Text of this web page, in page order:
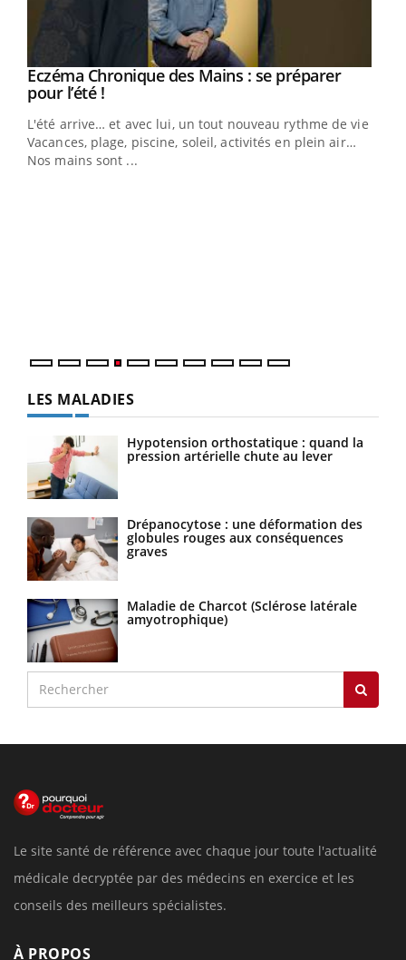
Youtube
Eczéma Chronique des Mains : se préparer
pour l’été !Youtube
L'été arrive… et avec lui, un tout nouveau rythme de vie !
Vacances, plage, piscine, soleil, activités en plein air…
Nos mains sont ...
LES MALADIES
Hypotension orthostatique : quand la
pression artérielle chute au lever
Drépanocytose : une déformation des
globules rouges aux conséquences
graves
Maladie de Charcot (Sclérose latérale
amyotrophique)
Le site santé de référence avec chaque jour toute l'actualité
médicale decryptée par des médecins en exercice et les
conseils des meilleurs spécialistes.
À PROPOS